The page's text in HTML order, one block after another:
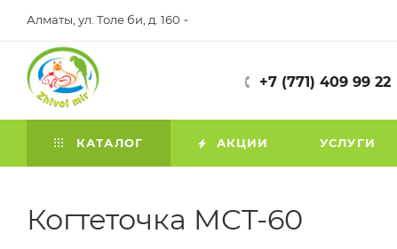
Алматы, ул. Толе би, д. 160
+7 (771) 409 99 22
КАТАЛОГ АКЦИИ УСЛУГИ
Когтеточка MCT-60